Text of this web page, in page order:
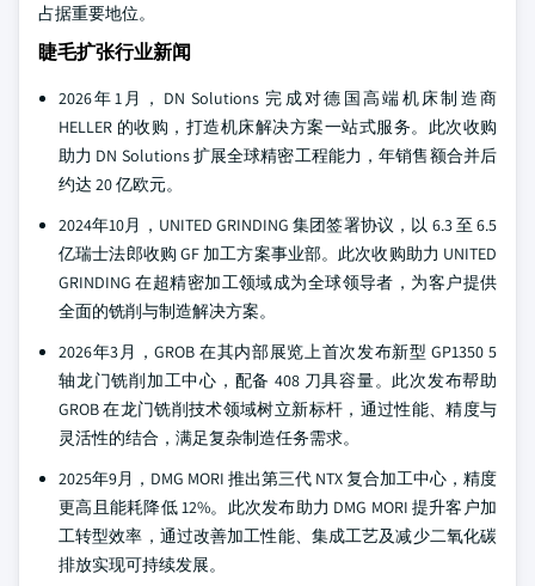
占据重要地位。
睫毛扩张行业新闻
2026年1月，DN Solutions 完成对德国高端机床制造商
HELLER 的收购，打造机床解决方案一站式服务。此次收购
助力 DN Solutions 扩展全球精密工程能力，年销售额合并后
约达 20 亿欧元。
2024年10月，UNITED GRINDING 集团签署协议，以 6.3 至 6.5
亿瑞士法郎收购 GF 加工方案事业部。此次收购助力 UNITED
GRINDING 在超精密加工领域成为全球领导者，为客户提供
全面的铣削与制造解决方案。
2026年3月，GROB 在其内部展览上首次发布新型 GP1350 5
轴龙门铣削加工中心，配备 408 刀具容量。此次发布帮助
GROB 在龙门铣削技术领域树立新标杆，通过性能、精度与
灵活性的结合，满足复杂制造任务需求。
2025年9月，DMG MORI 推出第三代 NTX 复合加工中心，精度
更高且能耗降低 12%。此次发布助力 DMG MORI 提升客户加
工转型效率，通过改善加工性能、集成工艺及减少二氧化碳
排放实现可持续发展。